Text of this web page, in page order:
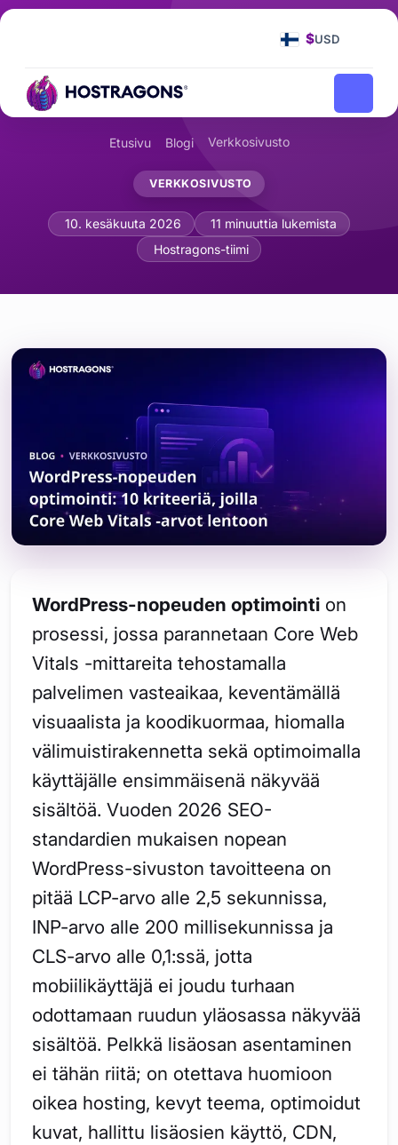
$USD
Etusivu Blogi Verkkosivusto
VERKKOSIVUSTO
WordPress-nopeuden optimointi: 10
10. kesäkuuta 2026
11 minuuttia lukemista
Hostragons-tiimi
WordPress-nopeuden optimointi on
prosessi, jossa parannetaan Core Web
Vitals -mittareita tehostamalla
palvelimen vasteaikaa, keventämällä
visuaalista ja koodikuormaa, hiomalla
välimuistirakennetta sekä optimoimalla
käyttäjälle ensimmäisenä näkyvää
sisältöä. Vuoden 2026 SEO-
standardien mukaisen nopean
WordPress-sivuston tavoitteena on
pitää LCP-arvo alle 2,5 sekunnissa,
INP-arvo alle 200 millisekunnissa ja
CLS-arvo alle 0,1:ssä, jotta
mobiilikäyttäjä ei joudu turhaan
odottamaan ruudun yläosassa näkyvää
sisältöä. Pelkkä lisäosan asentaminen
ei tähän riitä; on otettava huomioon
oikea hosting, kevyt teema, optimoidut
kuvat, hallittu lisäosien käyttö, CDN,